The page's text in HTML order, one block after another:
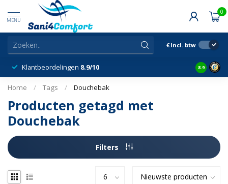
MENU
0
€ Incl. btw
Klantbeordelingen 8.9/10 8.9
Home / Tags / Douchebak
Producten getagd met
Douchebak
Filters